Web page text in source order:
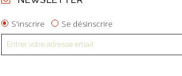
S'inscrire Se désinscrire